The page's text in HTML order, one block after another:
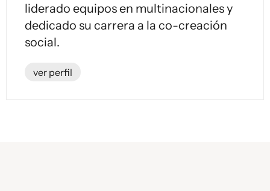
liderado equipos en multinacionales y
dedicado su carrera a la co-creación
social.
ver perfil